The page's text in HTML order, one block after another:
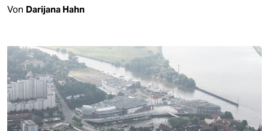
Von Darijana Hahn